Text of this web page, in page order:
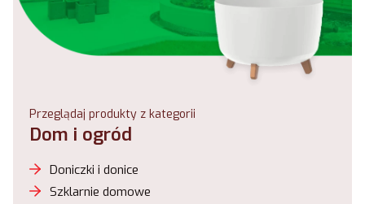
Przeglądaj produkty z kategorii
Dom i ogród
Doniczki i donice
Szklarnie domowe